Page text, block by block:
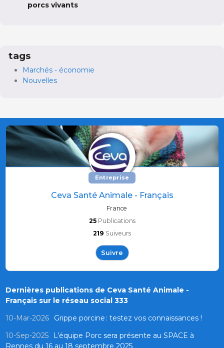
porcs vivants
tags
Marchés - économie
Nouvelles
Entreprise
Ceva Santé Animale - Français
France
25 Publications
219 Suiveurs
Suivre
Dernières publications de Ceva Santé Animale -
Français sur le réseau social 333
10-Mar-2026
Grippe porcine : testez vos connaissances !
10-Sep-2025
L’équipe Porc sera présente au SPACE à
Rennes du 16 au 18 septembre 2025